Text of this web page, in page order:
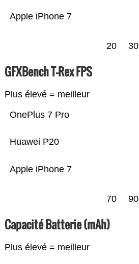
Apple iPhone 7
20 30
GFXBench T-Rex FPS
Plus élevé = meilleur
Apple iPhone 7
Huawei P20
OnePlus 7 Pro
70 90
Capacité Batterie (mAh)
Plus élevé = meilleur